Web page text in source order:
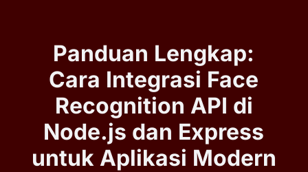
Panduan Lengkap:
Cara Integrasi Face
Recognition API di
Node.js dan Express
untuk Aplikasi Modern